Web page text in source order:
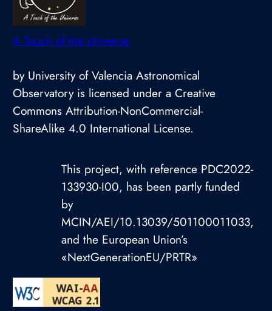
A Touch of the Universe
by University of Valencia Astronomical
Observatory is licensed under a Creative
Commons Attribution-NonCommercial-
ShareAlike 4.0 International License.
This project, with reference PDC2022-
133930-I00, has been partly funded
by
MCIN/AEI/10.13039/501100011033,
and the European Union’s
«NextGenerationEU/PRTR»